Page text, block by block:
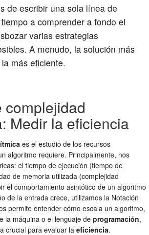
de escribir una sola línea de
a comprender a fondo el
varias estrategias
A menudo, la solución más
más eficiente.
complejidad
Medir la eficiencia
es el estudio de los recursos
algoritmo requiere. Principalmente, nos
el tiempo de ejecución (tiempo de
de memoria utilizada (complejidad
el comportamiento asintótico de un algoritmo
de la entrada crece, utilizamos la Notación
permite entender cómo escala un algoritmo,
la máquina o el lenguaje de programación,
crucial para evaluar la eficiencia.